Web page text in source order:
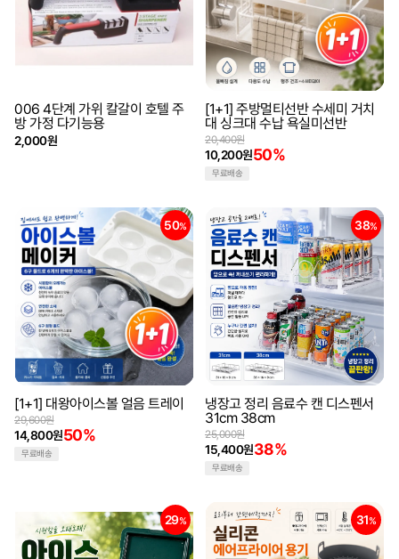
006 4단계 가위 칼갈이 호텔 주
방 가정 다기능용
2,000원
[1+1] 주방멀티선반 수세미 거치
대 싱크대 수납 욕실미선반
10,200원50%
20,400원
무료배송
50%
[1+1] 대왕아이스볼 얼음 트레이
14,800원50%
29,600원
무료배송
38%
냉장고 정리 음료수 캔 디스펜서
31cm 38cm
15,400원38%
25,000원
무료배송
29% 31%